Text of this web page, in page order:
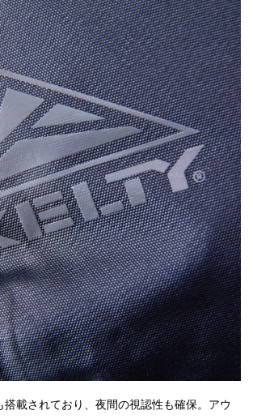
搭載されており、夜間の視認性も確保。アウ